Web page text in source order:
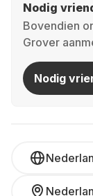
Nodig
Bovendien
Grover
Nodig